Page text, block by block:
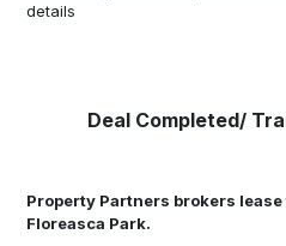
details
Deal Completed/
Property Partners brokers
Floreasca Park.